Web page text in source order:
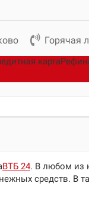
Горячая
карта
ВТБ 24. В любом из
средств. В